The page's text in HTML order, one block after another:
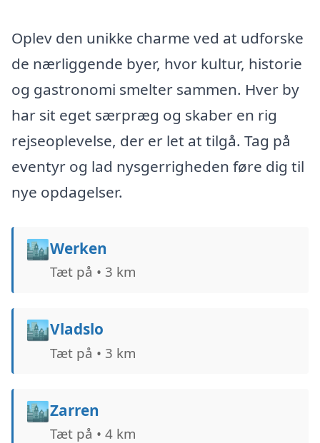
Oplev den unikke charme ved at udforske
de nærliggende byer, hvor kultur, historie
og gastronomi smelter sammen. Hver by
har sit eget særpræg og skaber en rig
rejseoplevelse, der er let at tilgå. Tag på
eventyr og lad nysgerrigheden føre dig til
nye opdagelser.
🏙️Werken
Tæt på • 3 km
🏙️Vladslo
Tæt på • 3 km
🏙️Zarren
Tæt på • 4 km